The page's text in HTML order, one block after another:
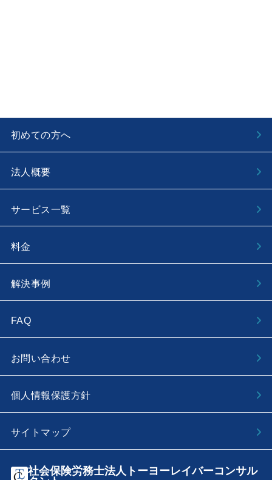
社会保険労務士法人トーヨーレイバーコンサル
初めての方へ
法人概要
サービス一覧
料金
解決事例
FAQ
お問い合わせ
個人情報保護方針
サイトマップ